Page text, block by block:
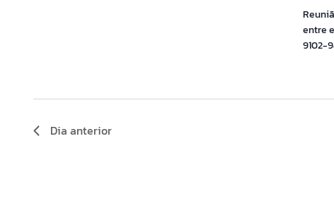
entre
9102-
Dia anterior